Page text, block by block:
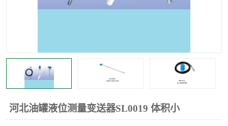
河北油罐液位测量变送器SL0019 体积小
电容物位计
电量变送器
流量计 工业自动化系统成套设备